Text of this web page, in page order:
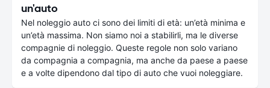
un'auto
Nel noleggio auto ci sono dei limiti di età: un’età minima e
un’età massima. Non siamo noi a stabilirli, ma le diverse
compagnie di noleggio. Queste regole non solo variano
da compagnia a compagnia, ma anche da paese a paese
e a volte dipendono dal tipo di auto che vuoi noleggiare.